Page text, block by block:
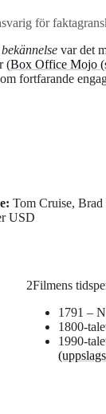
för
bekännelse var det
(Box Office Mojo
fortfarande
Tom Cruise,
USD
2Filmens
1791 –
1800-
1990-